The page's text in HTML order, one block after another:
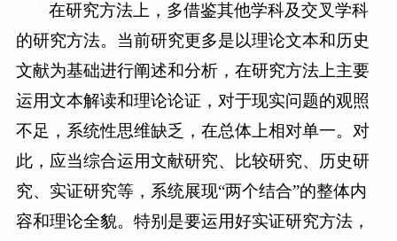
在研究方法上，多借鉴其他学科及交叉学科
的研究方法。当前研究更多是以理论文本和历史
文献为基础进行阐述和分析，在研究方法上主要
运用文本解读和理论论证，对于现实问题的观照
不足，系统性思维缺乏，在总体上相对单一。对
此，应当综合运用文献研究、比较研究、历史研
究、实证研究等，系统展现“两个结合”的整体内
容和理论全貌。特别是要运用好实证研究方法，